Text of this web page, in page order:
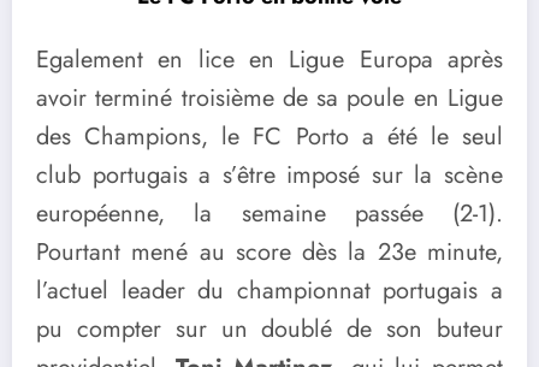
Egalement en lice en Ligue Europa après
avoir terminé troisième de sa poule en Ligue
des Champions, le FC Porto a été le seul
club portugais a s’être imposé sur la scène
européenne, la semaine passée (2-1).
Pourtant mené au score dès la 23e minute,
l’actuel leader du championnat portugais a
pu compter sur un doublé de son buteur